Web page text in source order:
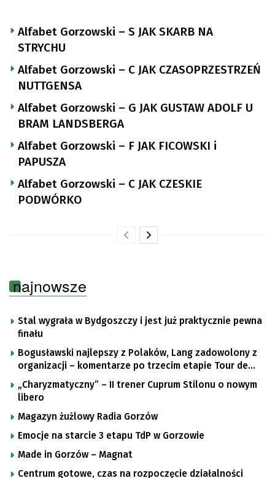
Alfabet Gorzowski – S JAK SKARB NA
STRYCHU
Alfabet Gorzowski – C JAK CZASOPRZESTRZEŃ
NUTTGENSA
Alfabet Gorzowski – G JAK GUSTAW ADOLF U
BRAM LANDSBERGA
Alfabet Gorzowski – F JAK FICOWSKI i
PAPUSZA
Alfabet Gorzowski – C JAK CZESKIE
PODWÓRKO
najnowsze
Stal wygrała w Bydgoszczy i jest już praktycznie pewna
finału
Bogusławski najlepszy z Polaków, Lang zadowolony z
organizacji – komentarze po trzecim etapie Tour de
Pologne
„Charyzmatyczny” – II trener Cuprum Stilonu o nowym
libero
Magazyn żużlowy Radia Gorzów
Emocje na starcie 3 etapu TdP w Gorzowie
Made in Gorzów – Magnat
Centrum gotowe, czas na rozpoczęcie działalności